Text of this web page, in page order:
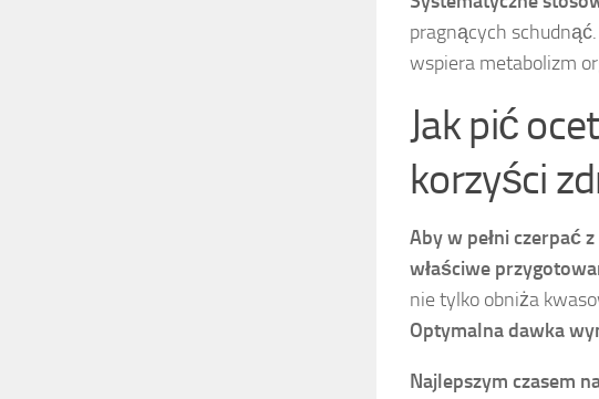
pragnących
wspiera metabolizm
Jak pić
korzyści
Aby w pełni czerpać
właściwe
nie tylko obniża
Optymalna dawka
Najlepszym czasem